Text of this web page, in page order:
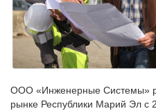
ООО «Инженерные Системы»
рынке Республики Марий Эл с